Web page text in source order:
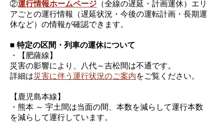
②運行情報ホームページ （全線の遅延・計画運休）エリ
アごとの運行情報（遅延状況・今後の運転計画・長期運
休など）の情報が確認できます。
■ 特定の区間・列車の運休について
・【肥薩線】
災害の影響により、八代～吉松間は不通です。
詳細は災害に伴う運行状況のご案内をご覧ください。
【鹿児島本線】
・熊本 ～ 宇土間は当面の間、本数を減らして運行本数
を減らして運行しています。